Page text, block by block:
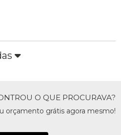
O QUE PROCURAVA?
orçamento grátis agora mesmo!